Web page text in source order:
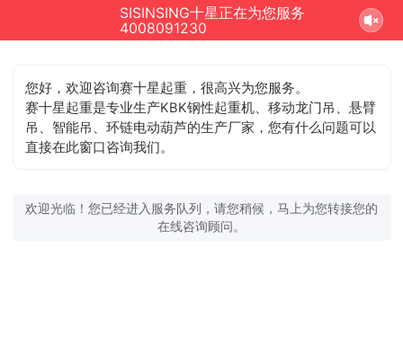
SISINSING十星正在为您服务
4008091230
您好，欢迎咨询赛十星起重，很高兴为您服务。
赛十星起重是专业生产KBK钢性起重机、移动龙门吊、悬臂
吊、智能吊、环链电动葫芦的生产厂家，您有什么问题可以
直接在此窗口咨询我们。
欢迎光临！您已经进入服务队列，请您稍候，马上为您转接您的
在线咨询顾问。